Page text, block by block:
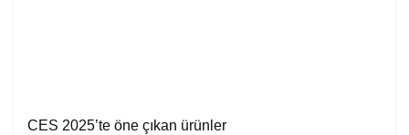
CES 2025’te öne çıkan ürünler